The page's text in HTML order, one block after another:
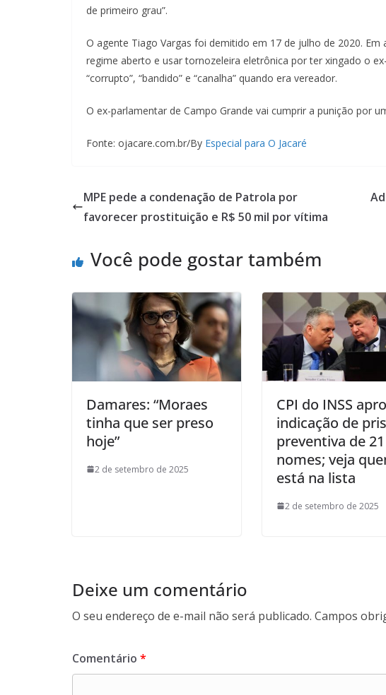
de primeiro grau”.
O agente Tiago Vargas foi demitido em 17 de julho de 2020.
regime aberto e usar tornozeleira eletrônica por ter xingado o
“corrupto”, “bandido” e “canalha” quando era vereador.
O ex-parlamentar de Campo Grande vai cumprir a punição por
Fonte: ojacare.com.br/By Especial para O Jacaré
MPE pede a condenação de Patrola por
favorecer prostituição e R$ 50 mil por vítima
Você pode gostar também
Damares: “Moraes
tinha que ser preso
hoje”
2 de setembro de 2025
CPI do INSS
indicação de
preventiva de 21
nomes; veja
está na lista
2 de setembro de 2025
Deixe um comentário
O seu endereço de e-mail não será publicado. Campos
Comentário *